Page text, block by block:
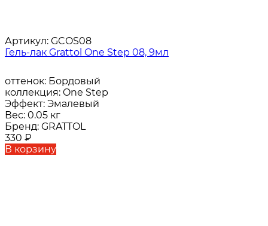
Артикул: GCOS08
Гель-лак Grattol One Step 08, 9мл
оттенок: Бордовый
коллекция: One Step
Эффект: Эмалевый
Вес: 0.05 кг
Бренд: GRATTOL
330 ₽
В корзину